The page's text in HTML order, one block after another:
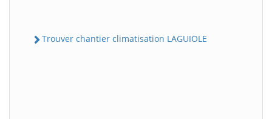
Trouver chantier climatisation LAGUIOLE